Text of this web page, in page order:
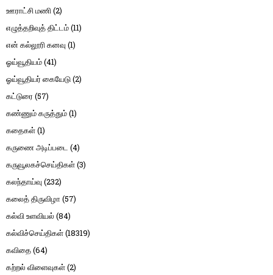
ஊராட்சி மணி(2)
எழுத்தறிவுத் திட்டம்(11)
என் கல்லூரி கனவு (1)
ஓய்வூதியம்(41)
ஓய்வூதியர் கையேடு(2)
கட்டுரை (57)
கண்ணும் கருத்தும்(1)
கதைகள்(1)
கருணை அடிப்படை (4)
கருவூலகச்செய்திகள்(3)
கலந்தாய்வு (232)
கலைத் திருவிழா (57)
கல்வி உளவியல் (84)
கல்விச்செய்திகள்(18319)
கவிதை(64)
கற்றல் விளைவுகள்(2)